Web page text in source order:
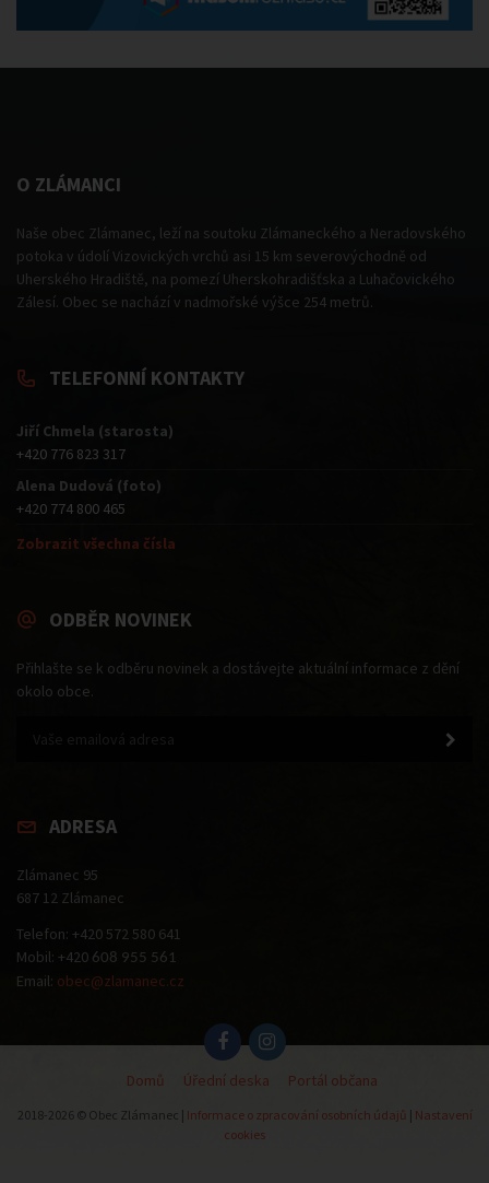
O ZLÁMANCI
Naše obec Zlámanec, leží na soutoku Zlámaneckého a Neradovského
potoka v údolí Vizovických vrchů asi 15 km severovýchodně od
Uherského Hradiště, na pomezí Uherskohradišťska a Luhačovického
Zálesí. Obec se nachází v nadmořské výšce 254 metrů.
TELEFONNÍ KONTAKTY
Jiří Chmela (starosta)
+420 776 823 317
Alena Dudová (foto)
+420 774 800 465
Zobrazit všechna čísla
ODBĚR NOVINEK
Přihlašte se k odběru novinek a dostávejte aktuální informace z dění
okolo obce.
ADRESA
Zlámanec 95
687 12 Zlámanec
Telefon: +420 572 580 641
Mobil: +420 608 955 561
Email: obec@zlamanec.cz
Domů Úřední deska Portál občana
2018-2026 © Obec Zlámanec | Informace o zpracování osobních údajů | Nastavení
cookies